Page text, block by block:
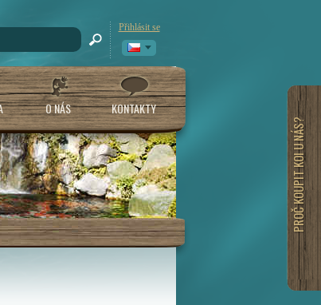
Přihlásit se
O NÁS KONTAKTY
PROČ KOUPIT KOI U NÁS?